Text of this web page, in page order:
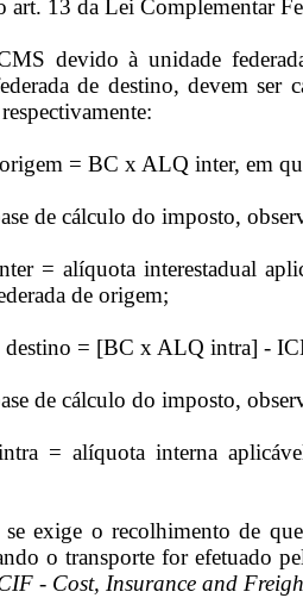
art. 13 da Lei Complementar
devido à unidade
de destino, devem ser
= BC x ALQ inter, em
de cálculo do imposto,
= alíquota interestadual
de origem;
= [BC x ALQ intra] -
de cálculo do imposto,
= alíquota interna
se exige o recolhimento de
o transporte for efetuado
- Cost, Insurance and